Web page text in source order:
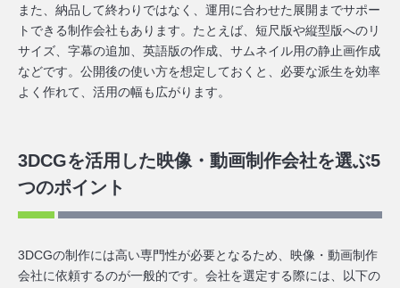
また、納品して終わりではなく、運用に合わせた展開までサポー
トできる制作会社もあります。たとえば、短尺版や縦型版へのリ
サイズ、字幕の追加、英語版の作成、サムネイル用の静止画作成
などです。公開後の使い方を想定しておくと、必要な派生を効率
よく作れて、活用の幅も広がります。
3DCGを活用した映像・動画制作会社を選ぶ5
つのポイント
3DCGの制作には高い専門性が必要となるため、映像・動画制作
会社に依頼するのが一般的です。会社を選定する際には、以下の